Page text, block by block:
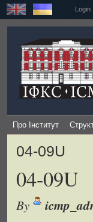
Login
Про Інститут
04-09U
04-09U
By